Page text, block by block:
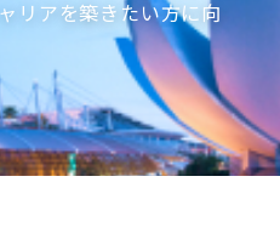
リアを築きたい方に向